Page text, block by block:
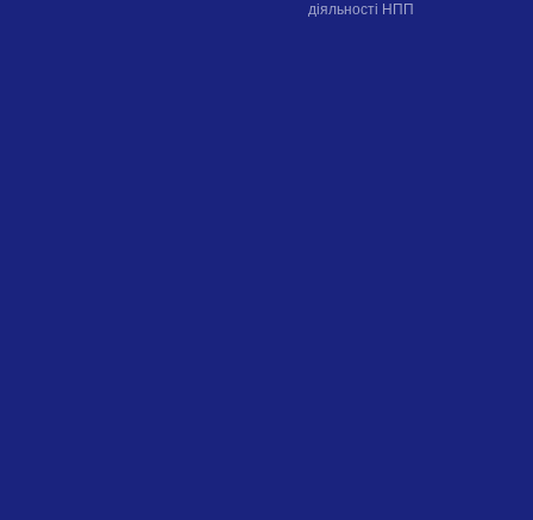
діяльності НПП